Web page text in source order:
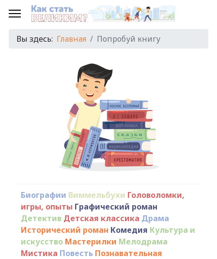
Вы здесь: Главная Попробуй книгу
Биографии Виммельбухи Головоломки,
игры, опыты Графический роман
Детектив Детская классика Драма
Исторический роман Комедия Культура и
искусство Мастерилки Мелодрама
Мистика Повесть Познавательная